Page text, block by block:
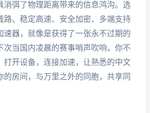
消弭了物理距离带来的信息鸿沟。选
路、稳定高速、安全加密、多端支持
速器，就像是获得了一张永不过期的
次当国内凌晨的赛事哨声吹响，你不
打开设备，连接加速，让熟悉的中文
的房间，与万里之外的同胞，共享同